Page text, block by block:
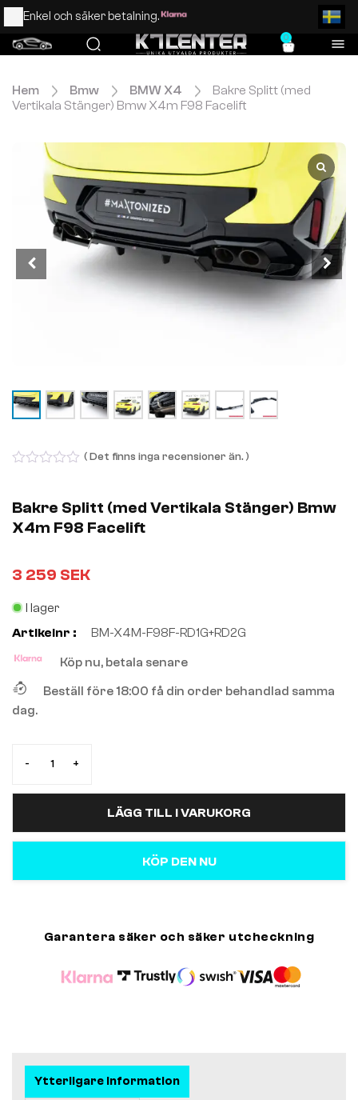
Enkel och säker betalning.
0
Hem Bmw BMW X4
Bakre Splitt (med
Vertikala Stänger) Bmw X4m F98 Facelift
of
5
( Det finns inga recensioner än. )
Bakre Splitt (med Vertikala Stänger) Bmw
X4m F98 Facelift
3 259 SEK
I lager
Artikelnr :
BM-X4M-F98F-RD1G+RD2G
Köp nu, betala senare
Beställ före 18:00 få din order behandlad samma
dag.
- +
LÄGG TILL I VARUKORG
KÖP DEN NU
Garantera säker och säker utcheckning
Ytterligare information